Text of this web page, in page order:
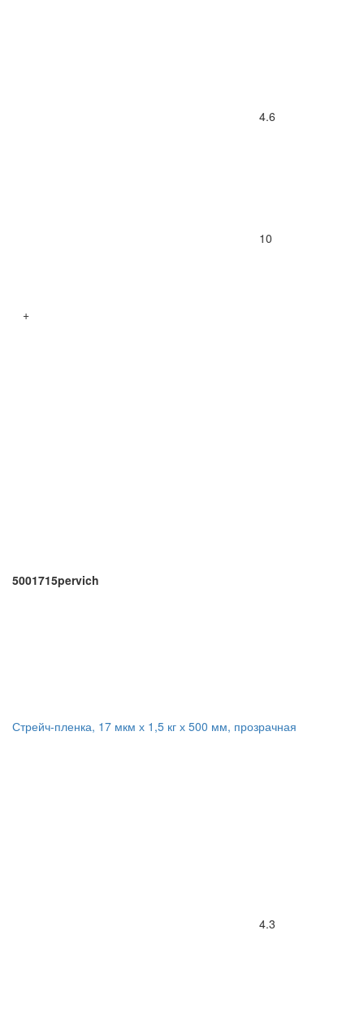
4.6
10
+
5001715pervich
Стрейч-пленка, 17 мкм х 1,5 кг х 500 мм, прозрачная
4.3